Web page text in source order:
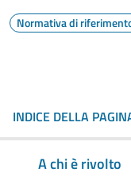
Normativa di
INDICE DELLA
A chi è rivolto